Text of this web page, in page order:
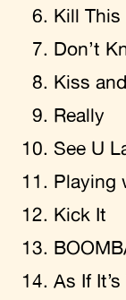
Kill This
Don’t
Kiss
Really
See U
Playing
Kick It
As If